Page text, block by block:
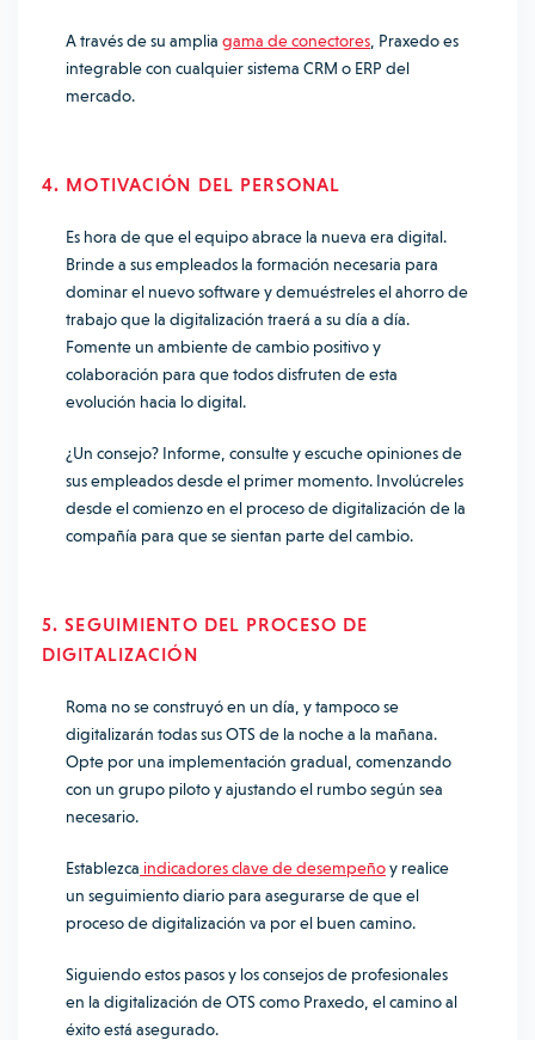
A través de su amplia gama de conectores , Praxedo es
integrable con cualquier sistema CRM o ERP del
mercado.
4. MOTIVACIÓN DEL PERSONAL
Es hora de que el equipo abrace la nueva era digital.
Brinde a sus empleados la formación necesaria para
dominar el nuevo software y demuéstreles el ahorro de
trabajo que la digitalización traerá a su día a día.
Fomente un ambiente de cambio positivo y
colaboración para que todos disfruten de esta
evolución hacia lo digital.
¿Un consejo? Informe, consulte y escuche opiniones de
sus empleados desde el primer momento. Involúcreles
desde el comienzo en el proceso de digitalización de la
compañía para que se sientan parte del cambio.
5. SEGUIMIENTO DEL PROCESO DE
DIGITALIZACIÓN
Roma no se construyó en un día, y tampoco se
digitalizarán todas sus OTS de la noche a la mañana.
Opte por una implementación gradual, comenzando
con un grupo piloto y ajustando el rumbo según sea
necesario.
Establezca indicadores clave de desempeñoy realice
un seguimiento diario para asegurarse de que el
proceso de digitalización va por el buen camino.
Siguiendo estos pasos y los consejos de profesionales
en la digitalización de OTS como Praxedo, el camino al
éxito está asegurado.